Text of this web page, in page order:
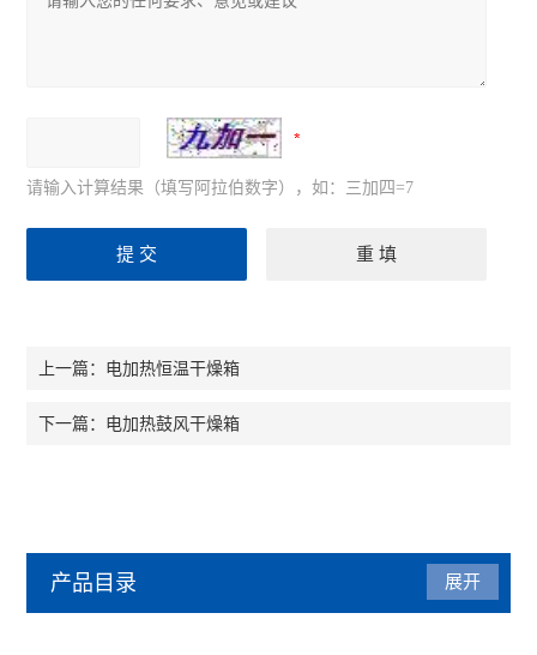
请输入计算结果（填写阿拉伯数字），如：三加四=7
上一篇： 电加热恒温干燥箱
下一篇： 电加热鼓风干燥箱
产品目录 展开